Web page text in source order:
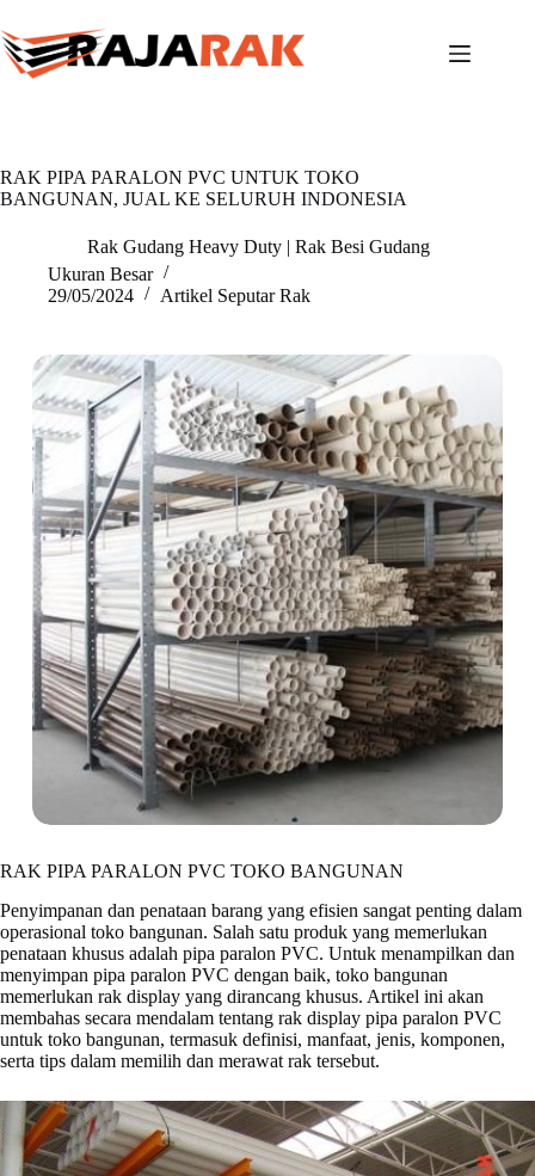
to
content
RAK PIPA PARALON PVC UNTUK TOKO
BANGUNAN, JUAL KE SELURUH INDONESIA
Rak Gudang Heavy Duty | Rak Besi Gudang
Ukuran Besar
29/05/2024
Artikel Seputar Rak
RAK PIPA PARALON PVC TOKO BANGUNAN
Penyimpanan dan penataan barang yang efisien sangat penting dalam
operasional toko bangunan. Salah satu produk yang memerlukan
penataan khusus adalah pipa paralon PVC. Untuk menampilkan dan
menyimpan pipa paralon PVC dengan baik, toko bangunan
memerlukan rak display yang dirancang khusus. Artikel ini akan
membahas secara mendalam tentang rak display pipa paralon PVC
untuk toko bangunan, termasuk definisi, manfaat, jenis, komponen,
serta tips dalam memilih dan merawat rak tersebut.